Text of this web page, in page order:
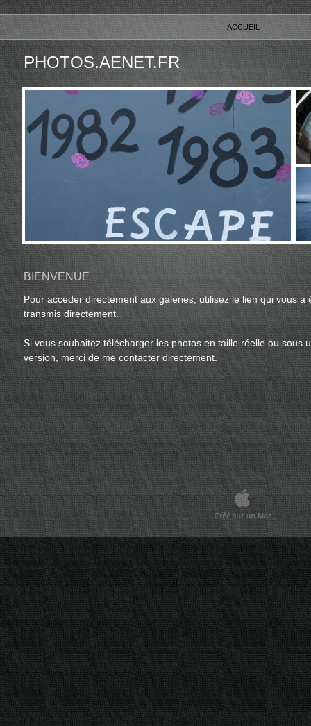
ACCUEIL
PHOTOS.AENET.FR
Pour accéder directement aux galeries, utilisez le lien qui vous a
transmis directement.
Si vous souhaitez télécharger les photos en taille réelle ou sous
version, merci de me contacter directement.
BIENVENUE